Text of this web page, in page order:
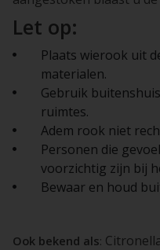
Let op:
Plaats wierook uit
materialen.
Gebruik
ruimtes.
Adem rook niet
Personen die
voorzichtig zijn bij
Bewaar en houd
Ook bekend als: